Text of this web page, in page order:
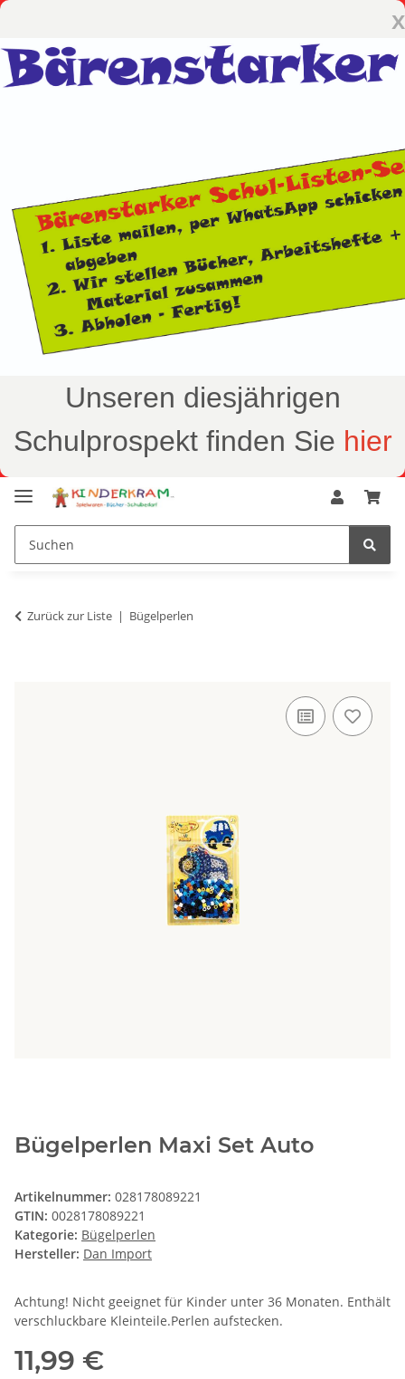
x
Unseren diesjährigen
Schulprospekt finden Sie hier
Zurück zur Liste Bügelperlen
Bügelperlen Maxi Set Auto
Artikelnummer: 028178089221
GTIN: 0028178089221
Kategorie: Bügelperlen
Hersteller: Dan Import
Achtung! Nicht geeignet für Kinder unter 36 Monaten. Enthält
verschluckbare Kleinteile.Perlen aufstecken.
11,99 €